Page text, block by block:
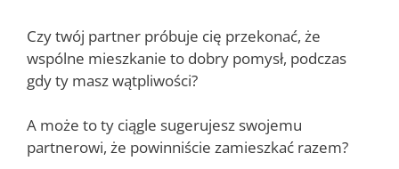
Czy twój partner próbuje cię przekonać, że
wspólne mieszkanie to dobry pomysł, podczas
gdy ty masz wątpliwości?
A może to ty ciągle sugerujesz swojemu
partnerowi, że powinniście zamieszkać razem?